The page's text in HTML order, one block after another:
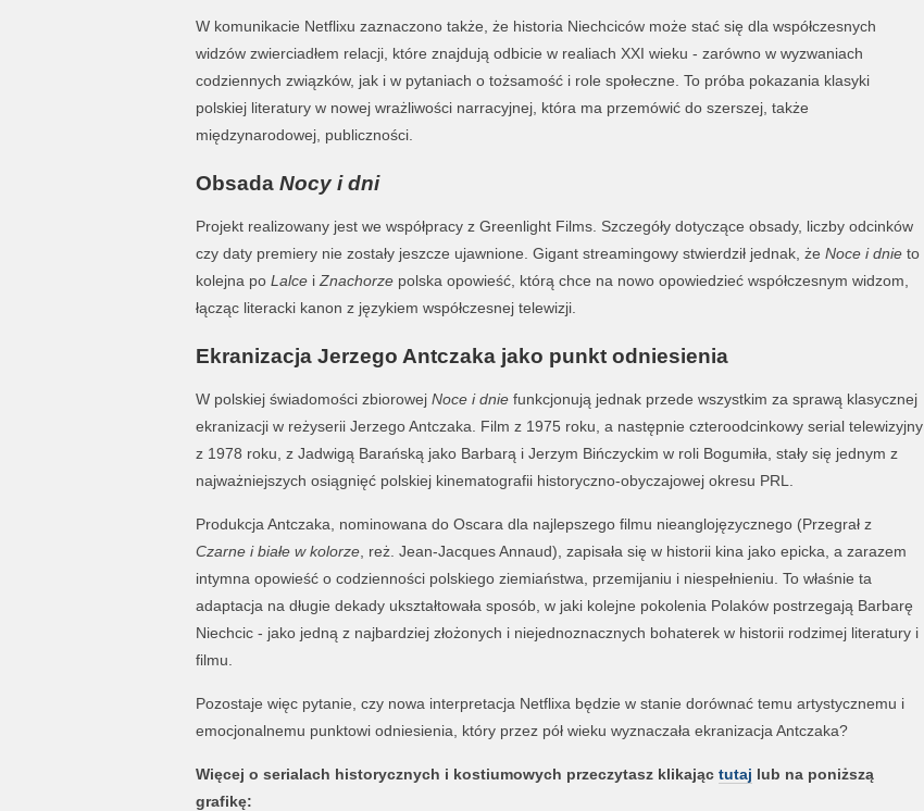
W komunikacie Netflixu zaznaczono także, że historia Niechciców może stać się dla współczesnych
widzów zwierciadłem relacji, które znajdują odbicie w realiach XXI wieku - zarówno w wyzwaniach
codziennych związków, jak i w pytaniach o tożsamość i role społeczne. To próba pokazania klasyki
polskiej literatury w nowej wrażliwości narracyjnej, która ma przemówić do szerszej, także
międzynarodowej, publiczności.
ObsadaNocy i dni
Projekt realizowany jest we współpracy z Greenlight Films. Szczegóły dotyczące obsady, liczby odcinków
czy daty premiery nie zostały jeszcze ujawnione. Gigant streamingowy stwierdził jednak, że Noce i dnieto
kolejna po Lalcei Znachorzepolska opowieść, którą chce na nowo opowiedzieć współczesnym widzom,
łącząc literacki kanon z językiem współczesnej telewizji.
Ekranizacja Jerzego Antczaka jako punkt odniesienia
W polskiej świadomości zbiorowej Noce i dniefunkcjonują jednak przede wszystkim za sprawą klasycznej
ekranizacji w reżyserii Jerzego Antczaka. Film z 1975 roku, a następnie czteroodcinkowy serial telewizyjny
z 1978 roku, z Jadwigą Barańską jako Barbarą i Jerzym Bińczyckim w roli Bogumiła, stały się jednym z
najważniejszych osiągnięć polskiej kinematografii historyczno-obyczajowej okresu PRL.
Produkcja Antczaka, nominowana do Oscara dla najlepszego filmu nieanglojęzycznego (Przegrał z
Czarne i białe w kolorze, reż. Jean-Jacques Annaud), zapisała się w historii kina jako epicka, a zarazem
intymna opowieść o codzienności polskiego ziemiaństwa, przemijaniu i niespełnieniu. To właśnie ta
adaptacja na długie dekady ukształtowała sposób, w jaki kolejne pokolenia Polaków postrzegają Barbarę
Niechcic - jako jedną z najbardziej złożonych i niejednoznacznych bohaterek w historii rodzimej literatury i
filmu.
Pozostaje więc pytanie, czy nowa interpretacja Netflixa będzie w stanie dorównać temu artystycznemu i
emocjonalnemu punktowi odniesienia, który przez pół wieku wyznaczała ekranizacja Antczaka?
Więcej o serialach historycznych i kostiumowych przeczytasz klikając tutaj lub na poniższą
grafikę: